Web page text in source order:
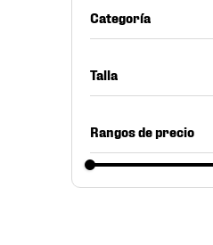
Voleibol
Categoría
Tableros
Talla
No. 5
No. 6
Rangos de precio